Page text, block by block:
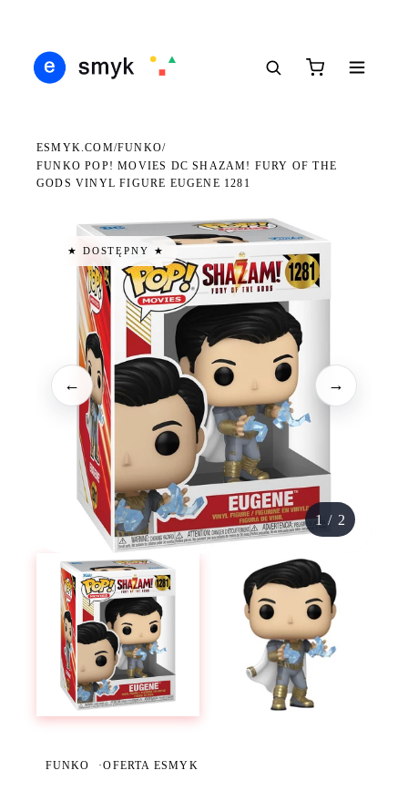
ESMYK.COM/FUNKO/
FUNKO POP! MOVIES DC SHAZAM! FURY OF THE
GODS VINYL FIGURE EUGENE 1281
★ DOSTĘPNY ★
← →
1 / 2
FUNKO ·OFERTA ESMYK